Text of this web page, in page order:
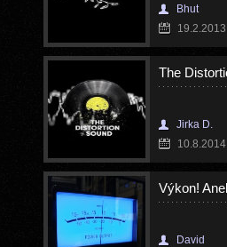
Bhut
19.2.2013
Jirka D.
10.8.2014
David